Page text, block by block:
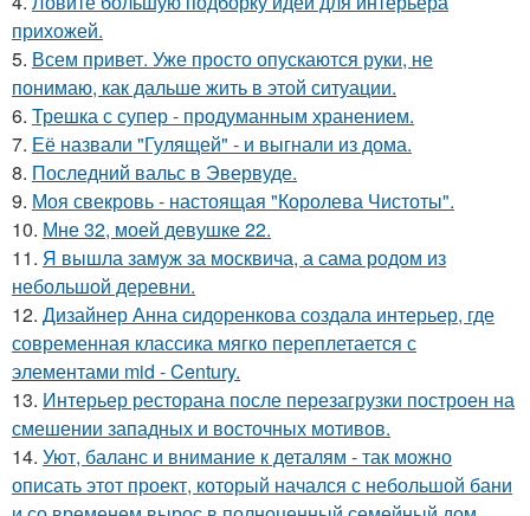
прихожей.
5. Всем привет. Уже просто опускаются руки, не
понимаю, как дальше жить в этой ситуации.
6. Трешка с супер - продуманным хранением.
7. Её назвали "Гулящей" - и выгнали из дома.
8. Последний вальс в Эвервуде.
9. Моя свекровь - настоящая "Королева Чистоты".
10. Мне 32, моей девушке 22.
11. Я вышла замуж за москвича, а сама родом из
небольшой деревни.
12. Дизайнер Анна сидоренкова создала интерьер, где
современная классика мягко переплетается с
элементами mid - Century.
13. Интерьер ресторана после перезагрузки построен на
смешении западных и восточных мотивов.
14. Уют, баланс и внимание к деталям - так можно
описать этот проект, который начался с небольшой бани